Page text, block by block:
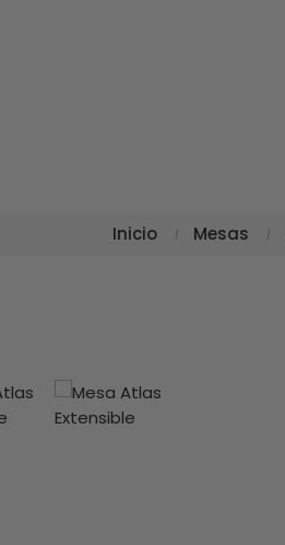
Inicio Mesas